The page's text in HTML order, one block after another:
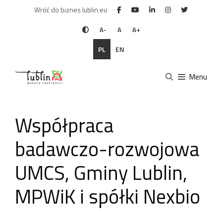
Wróć do biznes.lublin.eu
A- A A+
PL EN
Menu
Współpraca
badawczo-rozwojowa
UMCS, Gminy Lublin,
MPWiK i spółki Nexbio